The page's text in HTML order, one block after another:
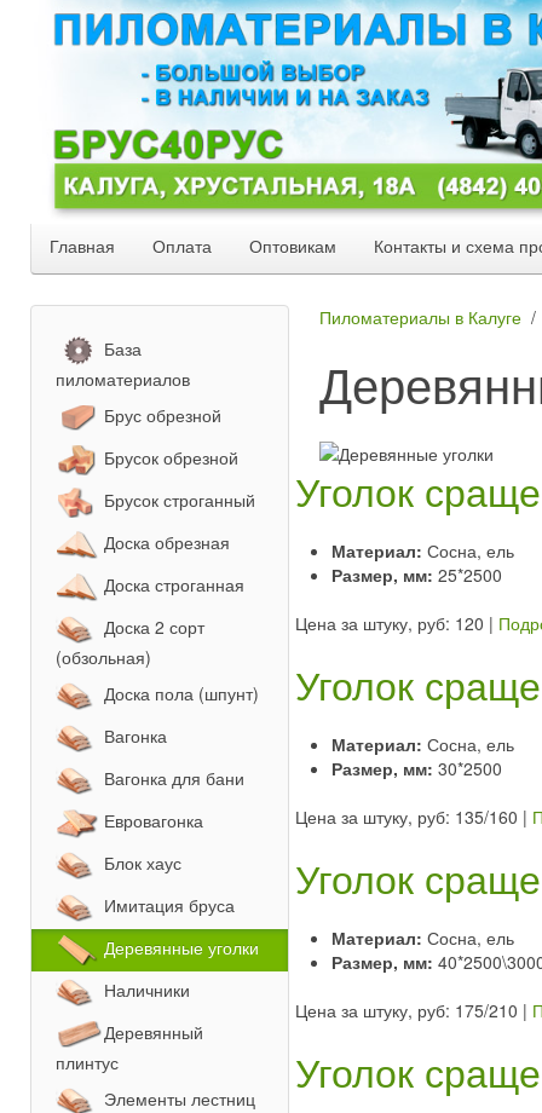
Главная Оплата Оптовикам Контакты и схема
Пиломатериалы в Калуге
Уголок
Материал: Сосна, ель
Размер, мм: 25*2500
Цена за штуку, руб: 120 |
Уголок
Материал: Сосна, ель
Размер, мм: 30*2500
Цена за штуку, руб: 135/160 |
Уголок
Материал: Сосна, ель
Размер, мм:
Цена за штуку, руб: 175/210 |
Уголок
База
пиломатериалов
Брус обрезной
Брусок обрезной
Брусок строганный
Доска обрезная
Доска строганная
Доска 2 сорт
(обзольная)
Доска пола (шпунт)
Вагонка
Вагонка для бани
Евровагонка
Блок хаус
Имитация бруса
Деревянные уголки
Наличники
Деревянный
плинтус
Элементы лестниц